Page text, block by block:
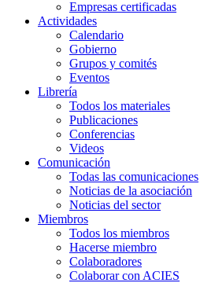
Empresas certificadas
Actividades
Calendario
Gobierno
Grupos y comités
Eventos
Librería
Todos los materiales
Publicaciones
Conferencias
Videos
Comunicación
Todas las comunicaciones
Noticias de la asociación
Noticias del sector
Miembros
Todos los miembros
Hacerse miembro
Colaboradores
Colaborar con ACIES